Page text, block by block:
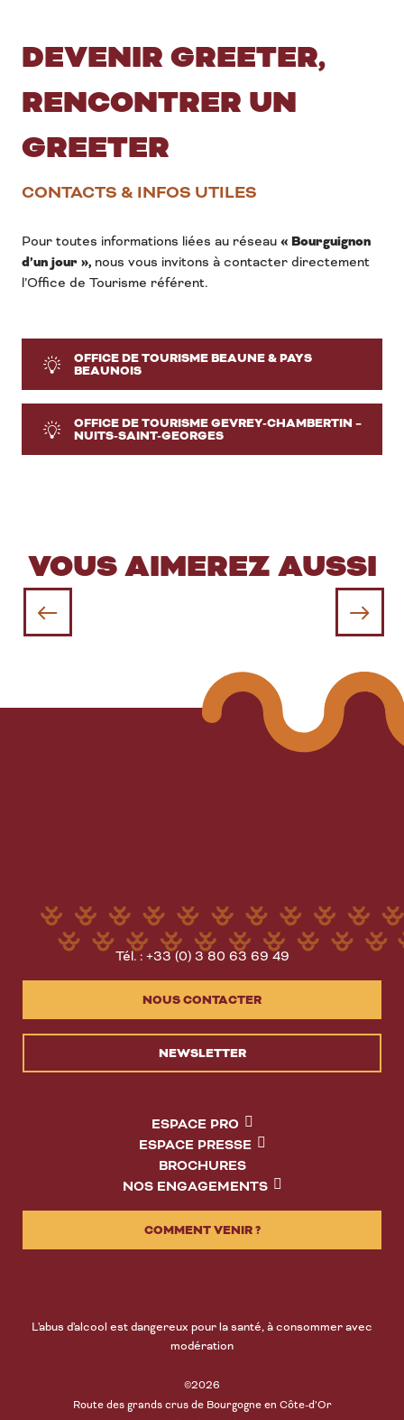
DEVENIR GREETER,
RENCONTRER UN
GREETER
CONTACTS & INFOS UTILES
Pour toutes informations liées au réseau « Bourguignon
d’un jour », nous vous invitons à contacter directement
l’Office de Tourisme référent.
OFFICE DE TOURISME BEAUNE & PAYS
BEAUNOIS
OFFICE DE TOURISME GEVREY-CHAMBERTIN –
NUITS-SAINT-GEORGES
VOUS AIMEREZ AUSSI
Agenda et temps forts – Fêtes,
événements
Tél. : +33 (0) 3 80 63 69 49
NOUS CONTACTER
NEWSLETTER
ESPACE PRO
ESPACE PRESSE
BROCHURES
NOS ENGAGEMENTS
COMMENT VENIR ?
L'abus d'alcool est dangereux pour la santé, à consommer avec
modération
©2026
Route des grands crus de Bourgogne en Côte-d’Or